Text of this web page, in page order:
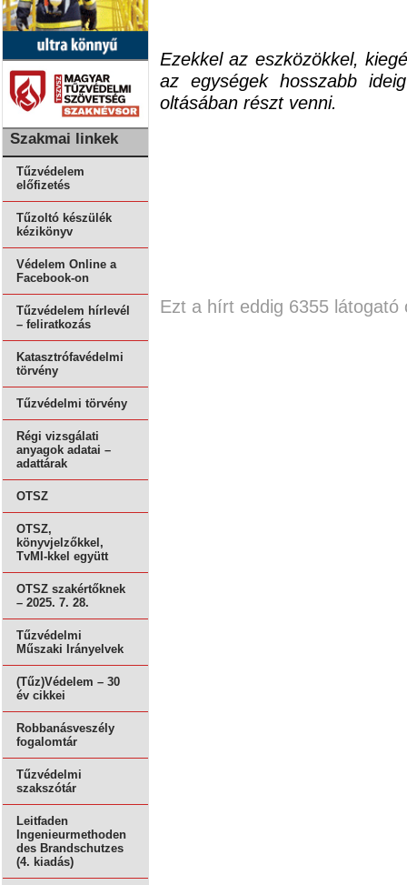
Szakmai linkek
Tűzvédelem
előfizetés
Tűzoltó készülék
kézikönyv
Védelem Online a
Facebook-on
Tűzvédelem hírlevél
– feliratkozás
Katasztrófavédelmi
törvény
Tűzvédelmi törvény
Régi vizsgálati
anyagok adatai –
adattárak
OTSZ
OTSZ,
könyvjelzőkkel,
TvMI-kkel együtt
OTSZ szakértőknek
– 2025. 7. 28.
Tűzvédelmi
Műszaki Irányelvek
(Tűz)Védelem – 30
év cikkei
Robbanásveszély
fogalomtár
Tűzvédelmi
szakszótár
Leitfaden
Ingenieurmethoden
des Brandschutzes
(4. kiadás)
Ezekkel az eszközökkel,
az egységek hosszabb
oltásában részt venni.
Ezt a hírt eddig 6355 látogató